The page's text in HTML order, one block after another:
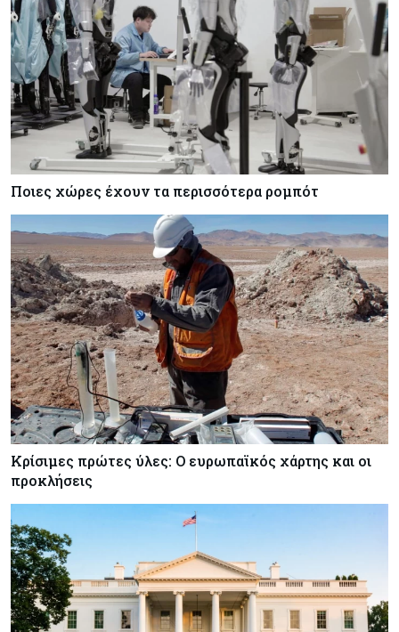
Ποιες χώρες έχουν τα περισσότερα ρομπότ
Κρίσιμες πρώτες ύλες: Ο ευρωπαϊκός χάρτης και οι
προκλήσεις